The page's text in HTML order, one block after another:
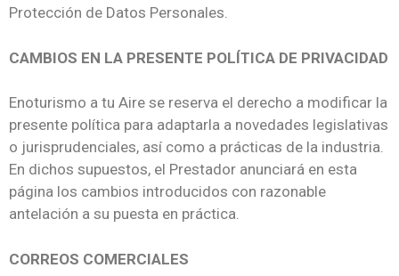
Protección de Datos Personales.
CAMBIOS EN LA PRESENTE POLÍTICA DE PRIVACIDAD
Enoturismo a tu Aire se reserva el derecho a modificar la
presente política para adaptarla a novedades legislativas
o jurisprudenciales, así como a prácticas de la industria.
En dichos supuestos, el Prestador anunciará en esta
página los cambios introducidos con razonable
antelación a su puesta en práctica.
CORREOS COMERCIALES